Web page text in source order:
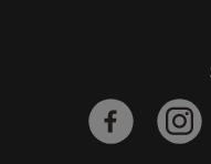
facebook